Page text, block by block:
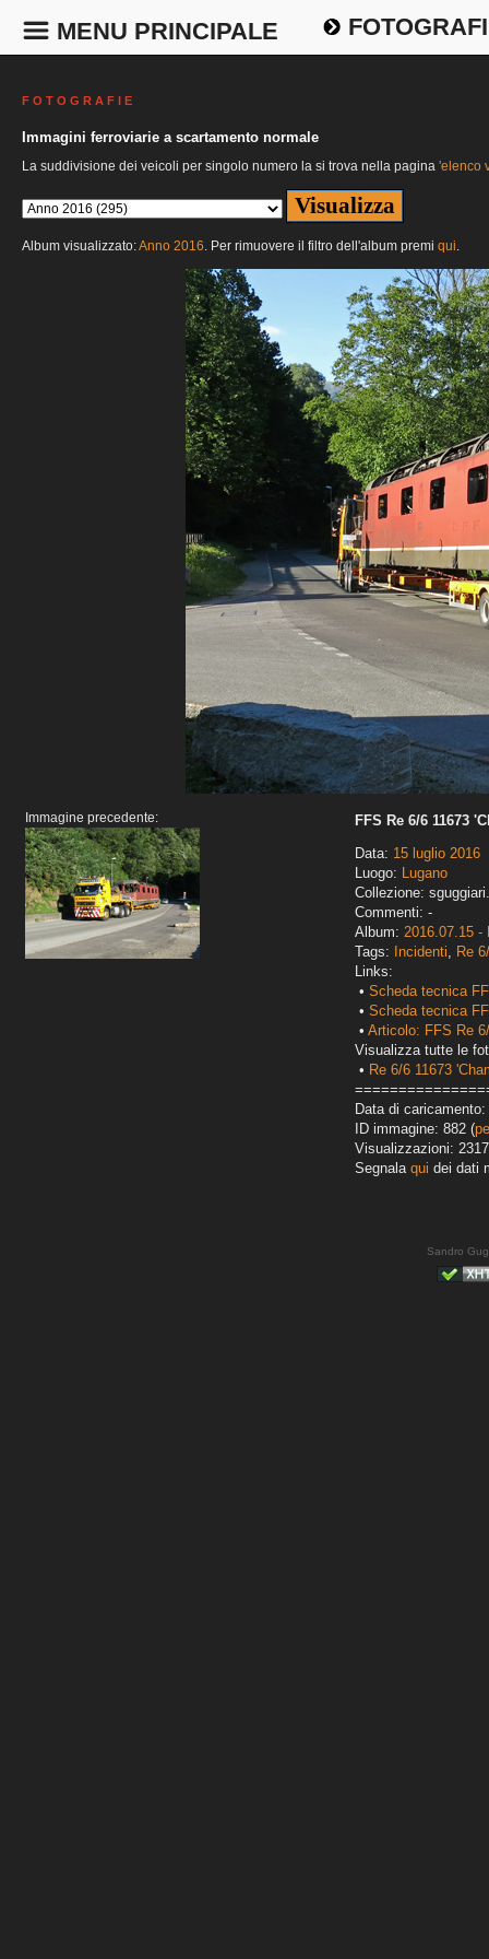
MENU PRINCIPALE
F O T O G R A F I E
Immagini ferroviarie a scartamento normale
La suddivisione dei veicoli per singolo numero la si trova nella pagina 'elenco
Album visualizzato:Anno 2016. Per rimuovere il filtro dell'album premi qui.
Immagine precedente:
FFS Re 6/6 11673
Data: 15 luglio 2016
Luogo: Lugano
Collezione:
Commenti: -
Album: 2016.07.15 -
Tags:
Incidenti, Re
Links:
• Scheda tecnica
• Scheda tecnica
• Articolo: FFS Re
Visualizza tutte le
• Re 6/6 11673
Data di caricamento:
ID immagine: 882 (
Visualizzazioni: 2317
Segnala qui dei dati
Sandro